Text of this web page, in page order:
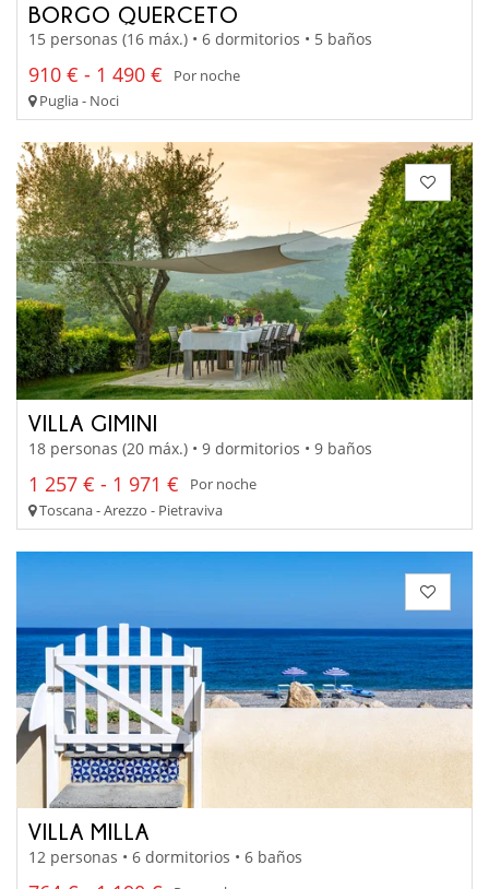
BORGO QUERCETO
15 personas (16 máx.) • 6 dormitorios • 5 baños
910 € - 1 490 €
Por noche
Puglia - Noci
VILLA GIMINI
18 personas (20 máx.) • 9 dormitorios • 9 baños
1 257 € - 1 971 €
Por noche
Toscana - Arezzo - Pietraviva
VILLA MILLA
12 personas • 6 dormitorios • 6 baños